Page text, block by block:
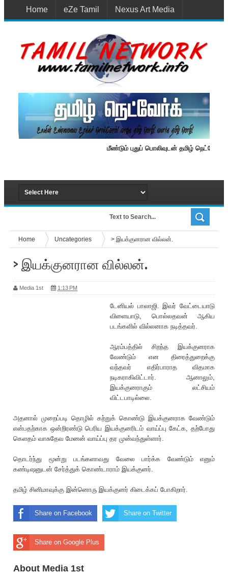
Home eZe Tamil Nexus Art Media
மீண்டும் புதுப் பொலிவுடன் தமிழ் நெட்வேர்க்.
Home Uncategories > இயக்குனரான வில்லன்.
> இயக்குனரான வில்லன்.
Media 1st 1:13 PM
டேனியல் பாலாஜி. இவர் வேட்டையாடு
விளையாடு, பொல்லதவன் ஆகிய
படங்களில் வில்லனாக நடித்தவர்.
ஆரம்பத்தில் சிறந்த இயக்குனராக
வேண்டும் என திரைத்துறைக்கு
வந்தவர் எதிர்பாராத விதமாக
நடிகராகிவிட்டார். ஆனாலும்,
இயக்குனராகும் லட்சியம்
விட்டபாடில்லை.
அதனால் முறைப்படி தொழில் கற்றுக் கொண்டு இயக்குனராக வேண்டும்
என்பதற்காக ஒன்றிரண்டு பெரிய இயக்குனரிடம் வாய்ப்பு கேட்க, தற்போது
கெளதம் வாசுதேவ மேனன் வாய்ப்பு தர முன்வந்துள்ளார்.
தொடர்ந்து மூன்று படங்களாவது வேலை பார்க்க வேண்டும் எனும்
கண்டிஷனுடன் சேர்த்துக் கொண்டாராம் இயக்குனர்.
தமிழ் சினிமாவுக்கு இன்னொரு இயக்குனர் கிடைக்கப் போகிறார்.
Share on Facebook Share on Twitter
Share on Google Plus
About Media 1st